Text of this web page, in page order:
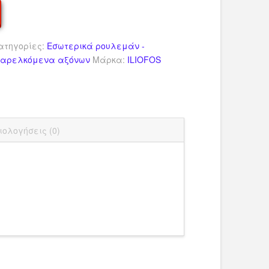
Εσωτερικά ρουλεμάν -
αξόνων Μάρκα: ILIOFOS
(0)